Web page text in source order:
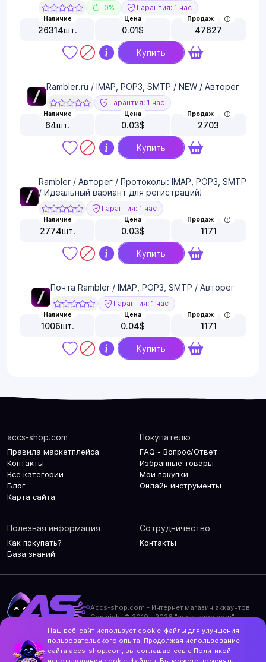
0% Гарантия: 1 час
Наличие
26314шт.
Цена
0.01$
Продаж
47627
Купить
Rambler.ru / IMAP, POP3, SMTP / NEW / Авторег
Гарантия: 1 час
Наличие
64шт.
Цена
0.03$
Продаж
2703
Купить
Rambler / Авторег / Протоколы: IMAP, POP3, SMTP
/ Идеальный вариант для регистраций!
Гарантия: 1 час
Наличие
2774шт.
Цена
0.03$
Продаж
1171
Купить
Почта Rambler / IMAP, POP3, SMTP / Авторег
Гарантия: 1 час
Наличие
1006шт.
Цена
0.04$
Продаж
1171
Купить
accs-shop.com
Правила маркетплейса
Контакты
Все категории
Блог
Карта сайта
Покупателю
FAQ - Вопрос/Ответ
Избранные товары
Мои покупки
Онлайн инструменты
Полезная информация
Как покупать?
База знаний
Сотрудничество
Контакты
Accs-shop.com - Интернет магазин аккаунтов
Copyright © 2019 - 2026 "accs-shop.com"
Политика использования cookie-файлов
Контакты и актуальный адрес сайта
Наш веб-сайт использует cookie-файлы для улучшения
пользовательского опыта. Продолжая использование
сайта accs-shop.com, вы соглашаетесь с Политикой